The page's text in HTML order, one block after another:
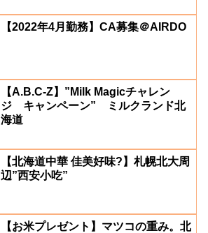
【2022年4月勤務】CA募集＠AIRDO
【A.B.C-Z】”Milk Magicチャレン
ジ キャンペーン” ミルクランド北
海道
【北海道中華 佳美好味?】札幌北大周
辺”西安小吃”
【お米プレゼント】マツコの重み。北